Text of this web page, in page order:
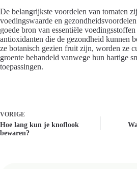
De belangrijkste voordelen van tomaten
voedingswaarde en
goede bron van essentiële voedingsstoffen
antioxidanten die de gezondheid kunnen
ze botanisch gezien fruit zijn, worden ze
groente behandeld vanwege hun hartige
toepassingen.
VORIGE
Hoe lang kun je knoflook
bewaren?